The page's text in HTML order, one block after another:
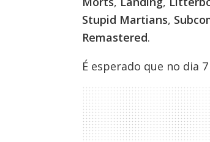
Stupid Martians,
Remastered.
É esperado que no dia